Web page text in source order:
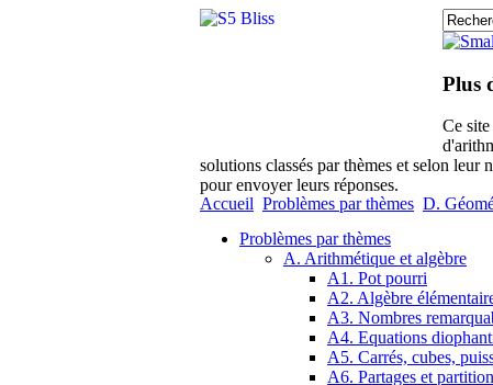
Plus
Ce
solutions classés par thèmes et selon
pour envoyer leurs réponses.
Accueil Problèmes par thèmes D.
Problèmes par thèmes
A. Arithmétique et algèbre
A1. Pot pourri
A2. Algèbre
A3. Nombres
A4. Equations
A5. Carrés, cubes,
A6. Partages et